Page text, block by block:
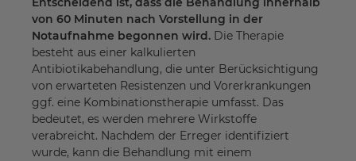
von 60 Minuten nach Vorstellung in der
Notaufnahme begonnen wird. Die Therapie
besteht aus einer kalkulierten
Antibiotikabehandlung, die unter Berücksichtigung
von erwarteten Resistenzen und Vorerkrankungen
ggf. eine Kombinationstherapie umfasst. Das
bedeutet, es werden mehrere Wirkstoffe
verabreicht. Nachdem der Erreger identifiziert
wurde, kann die Behandlung mit einem